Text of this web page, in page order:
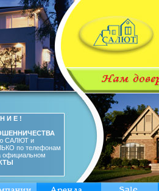
И Е !
САЛЮТ и
по телефонам
официальном